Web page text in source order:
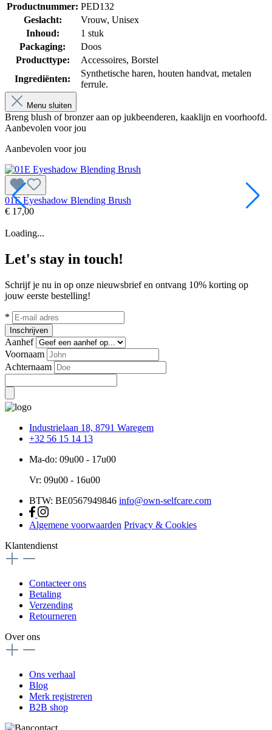
Productnummer: PED132
Geslacht:
Vrouw, Unisex
Inhoud:
1 stuk
Packaging:
Doos
Producttype:
Accessoires, Borstel
Ingrediënten:
Synthetische haren, houten handvat, metalen
ferrule.
Menu sluiten
Breng blush of bronzer aan op jukbeenderen, kaaklijn en voorhoofd.
Aanbevolen voor jou
Aanbevolen voor jou
01E Eyeshadow Blending Brush
€ 17,00
Loading...
Let's stay in touch!
Schrijf je nu in op onze nieuwsbrief en ontvang 10% korting op
jouw eerste bestelling!
*
Inschrijven
Aanhef
Voornaam
Achternaam
Industrielaan 18, 8791 Waregem
+32 56 15 14 13
Ma-do: 09u00 - 17u00
Vr: 09u00 - 16u00
BTW: BE0567949846 info@own-selfcare.com
Algemene voorwaarden Privacy & Cookies
Klantendienst
Contacteer ons
Betaling
Verzending
Retourneren
Over ons
Ons verhaal
Blog
Merk registreren
B2B shop